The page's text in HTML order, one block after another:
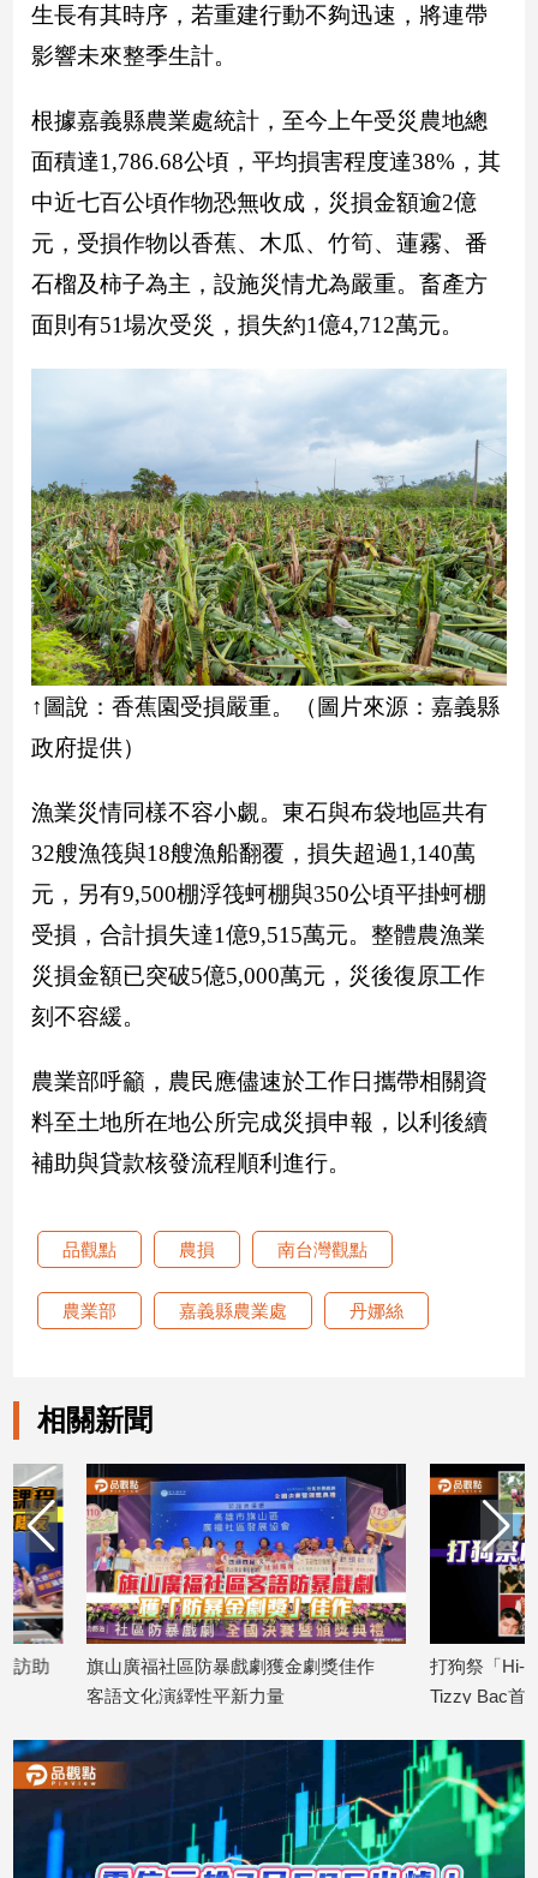
建
築/
內
設
計
旅
美
食
座/
健
康/
親
子/
感
情
藝
術
／
文
創
電
影
推
科
技/
遊
戲
運
寵
物
Pet
專
合
作
媒
體
投
稿
專
區
觀
點】
生長有其時序，若重建行動不夠迅速，將連帶
影響未來整季生計。
根據嘉義縣農業處統計，至今上午受災農地總
面積達1,786.68公頃，平均損害程度達38%，其
中近七百公頃作物恐無收成，災損金額逾2億
元，受損作物以香蕉、木瓜、竹筍、蓮霧、番
石榴及柿子為主，設施災情尤為嚴重。畜產方
面則有51場次受災，損失約1億4,712萬元。
↑圖說：香蕉園受損嚴重。（圖片來源：嘉義縣
政府提供）
漁業災情同樣不容小覷。東石與布袋地區共有
32艘漁筏與18艘漁船翻覆，損失超過1,140萬
元，另有9,500棚浮筏蚵棚與350公頃平掛蚵棚
受損，合計損失達1億9,515萬元。整體農漁業
災損金額已突破5億5,000萬元，災後復原工作
刻不容緩。
農業部呼籲，農民應儘速於工作日攜帶相關資
料至土地所在地公所完成災損申報，以利後續
補助與貸款核發流程順利進行。
品觀點 農損 南台灣觀點
農業部 嘉義縣農業處 丹娜絲
相關新聞
旗山廣福社區防暴戲劇獲金劇獎佳作
客語文化演繹性平新力量
打狗祭「Hi-ing 5」
Tizzy Bac首登台 3
2026/08/10